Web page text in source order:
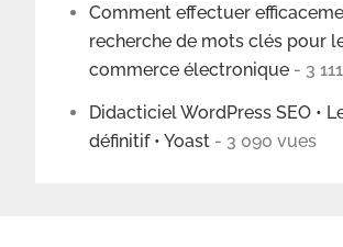
Comment effectuer
recherche de mots clés pour
commerce électronique - 3
Didacticiel WordPress SEO •
définitif • Yoast - 3 090 vues